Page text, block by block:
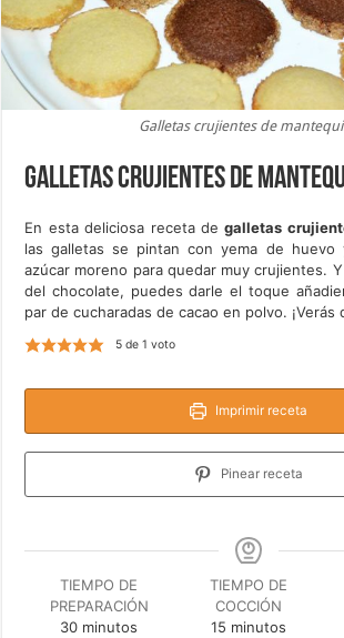
Galletas crujientes de
Galletas crujientes de
En esta deliciosa receta degalletas
las galletas se pintan con yema de huevo
azúcar moreno para quedar muy crujientes.
del chocolate, puedes darle el toque
par de cucharadas de cacao en polvo. ¡Verás
5de 1 voto
Imprimir receta
Pinear receta
TIEMPO DE
PREPARACIÓN
30minutos
minutos
TIEMPO DE
COCCIÓN
15minutos
minutos